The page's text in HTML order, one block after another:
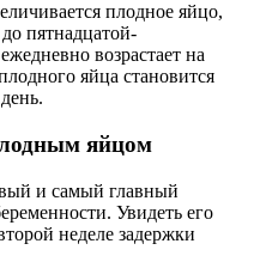
плодное яйцо,
пятнадцатой-
возрастает на
яйца становится
яйцом
и самый главный
Увидеть его
неделе задержки